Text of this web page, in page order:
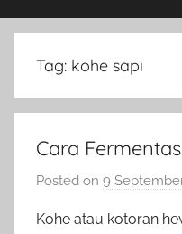
Tag: kohe sapi
Cara
Posted on 9
Kohe atau kotoran